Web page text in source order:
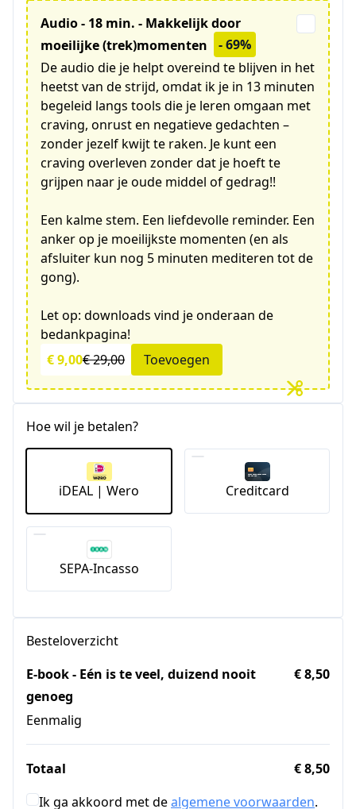
Audio - 18 min. - Makkelijk door
moeilijke (trek)momenten
- 69%
De audio die je helpt overeind te blijven in het
heetst van de strijd, omdat ik je in 13 minuten
begeleid langs tools die je leren omgaan met
craving, onrust en negatieve gedachten –
zonder jezelf kwijt te raken. Je kunt een
craving overleven zonder dat je hoeft te
grijpen naar je oude middel of gedrag!!
Een kalme stem. Een liefdevolle reminder. Een
anker op je moeilijkste momenten (en als
afsluiter kun nog 5 minuten mediteren tot de
gong).
Let op: downloads vind je onderaan de
bedankpagina!
€ 9,00€ 29,00 Toevoegen
Hoe wil je betalen?
iDEAL | Wero Creditcard
SEPA-Incasso
Besteloverzicht
E-book - Eén is te veel, duizend nooit
genoeg
Eenmalig
€ 8,50
Totaal
€ 8,50
Ik ga akkoord met dealgemene voorwaarden.